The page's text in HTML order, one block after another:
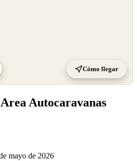
Cómo llegar
Autocaravanas
mayo de 2026